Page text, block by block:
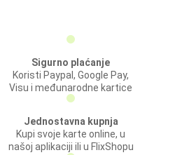
Sigurno plaćanje
Koristi Paypal, Google Pay,
Visu i međunarodne kartice
Jednostavna kupnja
Kupi svoje karte online, u
našoj aplikaciji ili u FlixShopu